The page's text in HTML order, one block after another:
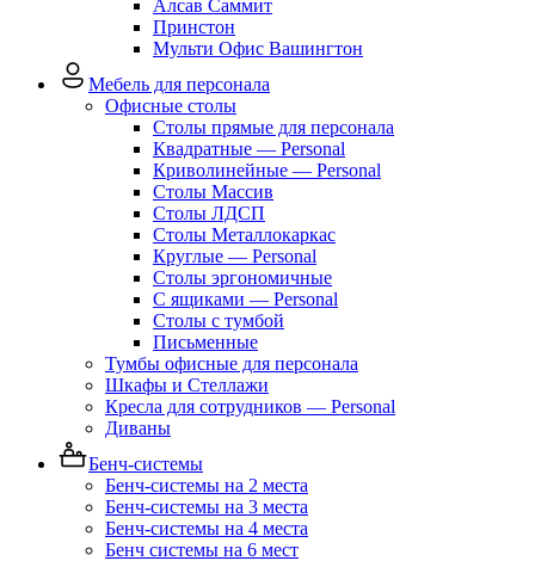
Алсав Саммит
Принстон
Мульти Офис Вашингтон
Мебель для персонала
Офисные столы
Столы прямые для персонала
Квадратные — Personal
Криволинейные — Personal
Столы Массив
Столы ЛДСП
Столы Металлокаркас
Круглые — Personal
Столы эргономичные
С ящиками — Personal
Столы с тумбой
Письменные
Тумбы офисные для персонала
Шкафы и Стеллажи
Кресла для сотрудников — Personal
Диваны
Бенч-системы
Бенч-системы на 2 места
Бенч-системы на 3 места
Бенч-системы на 4 места
Бенч системы на 6 мест